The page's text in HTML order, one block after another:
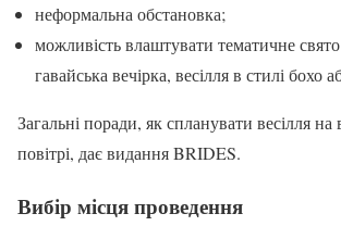
неформальна обстановка;
можливість влаштувати тематичне
гавайська вечірка, весілля в стилі бохо
Загальні поради, як спланувати весілля на
повітрі, дає видання BRIDES.
Вибір місця проведення